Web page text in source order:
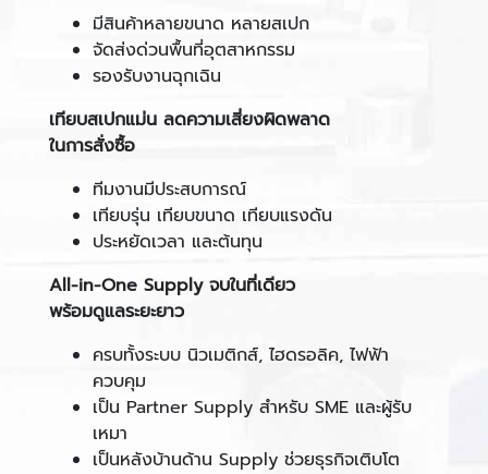
มีสินค้าหลายขนาด หลายสเปก
จัดส่งด่วนพื้นที่อุตสาหกรรม
รองรับงานฉุกเฉิน
เทียบสเปกแม่น ลดความเสี่ยงผิดพลาด
ในการสั่งซื้อ
ทีมงานมีประสบการณ์
เทียบรุ่น เทียบขนาด เทียบแรงดัน
ประหยัดเวลา และต้นทุน
All-in-One Supply จบในที่เดียว
พร้อมดูแลระยะยาว
ครบทั้งระบบ นิวเมติกส์, ไฮดรอลิค, ไฟฟ้า
ควบคุม
เป็น Partner Supply สำหรับ SME และผู้รับ
เหมา
เป็นหลังบ้านด้าน Supply ช่วยธุรกิจเติบโต